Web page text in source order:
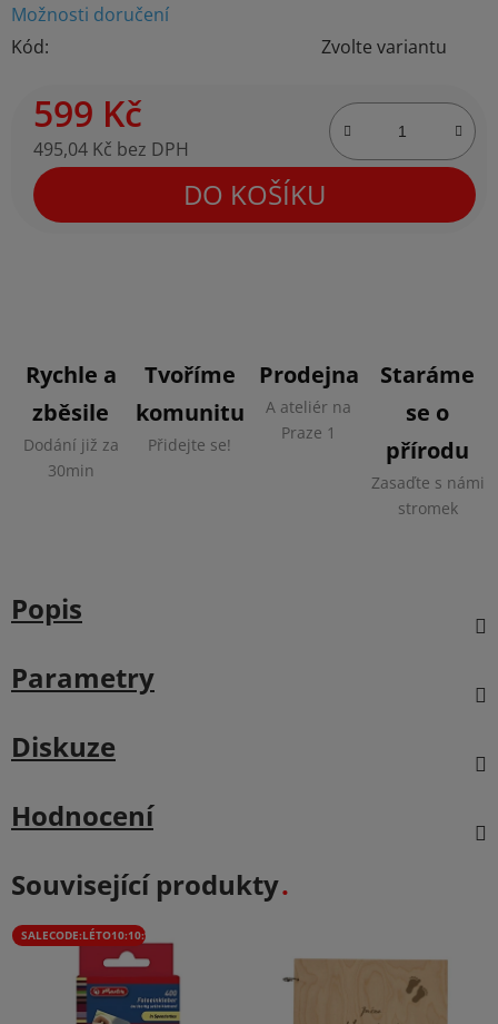
Možnosti doručení
Kód:
Zvolte variantu
599 Kč
495,04 Kč bez DPH
Měrná cena:
DO KOŠÍKU
Rychle a
zběsile
Dodání již za
30min
Tvoříme
komunitu
Přidejte se!
Prodejna
A ateliér na
Praze 1
Staráme
se o
přírodu
Zasaďte s námi
stromek
Popis
Parametry
Diskuze
Hodnocení
Související produkty
SALECODE:LÉTO10:10:%